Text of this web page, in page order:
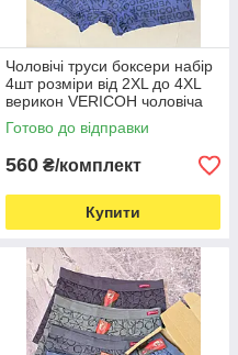
Чоловічі труси боксери набір
4шт розміри від 2XL до 4XL
верикон VERICOH чоловіча
білизна
Готово до відправки
560 ₴/комплект
Купити